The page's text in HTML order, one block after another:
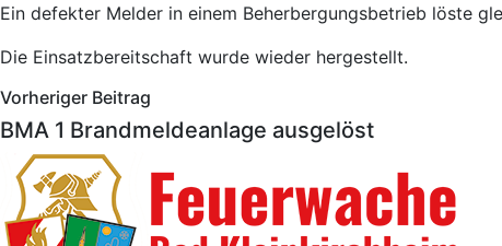
Ein defekter Melder in einem Beherbergungsbetrieb löste
Die Einsatzbereitschaft wurde wieder hergestellt.
Vorheriger Beitrag
BMA 1 Brandmeldeanlage ausgelöst